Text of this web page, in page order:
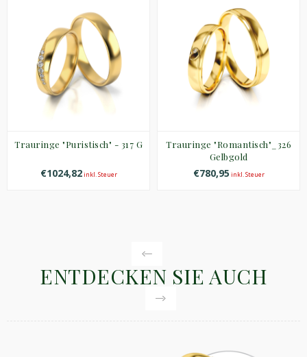
Trauringe "Puristisch" - 317 G
€1024,82inkl. Steuer
Trauringe "Romantisch"_326
Gelbgold
€780,95 inkl. Steuer
ENTDECKEN SIE AUCH